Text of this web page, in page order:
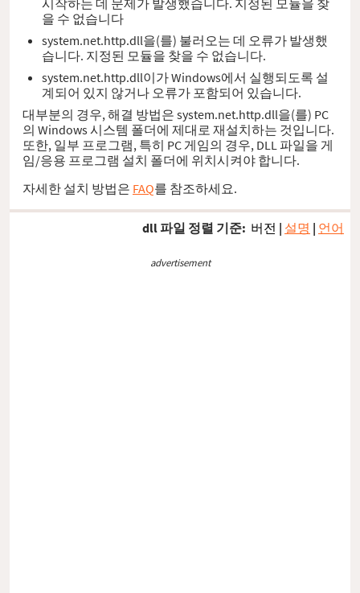
시작하는 데 문제가 발생했습니다. 지정된 모듈을 찾
을 수 없습니다
system.net.http.dll을(를) 불러오는 데 오류가 발생했
습니다. 지정된 모듈을 찾을 수 없습니다.
system.net.http.dll이가 Windows에서 실행되도록 설
계되어 있지 않거나 오류가 포함되어 있습니다.
대부분의 경우, 해결 방법은 system.net.http.dll을(를) PC
의 Windows 시스템 폴더에 제대로 재설치하는 것입니다.
또한, 일부 프로그램, 특히 PC 게임의 경우, DLL 파일을 게
임/응용 프로그램 설치 폴더에 위치시켜야 합니다.
자세한 설치 방법은 FAQ를 참조하세요.
dll 파일 정렬 기준: 버전 | 설명 | 언어
advertisement